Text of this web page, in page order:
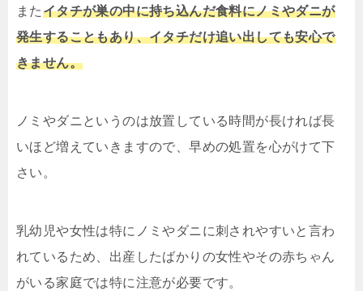
またイタチが巣の中に持ち込んだ食料にノミやダニが
発生することもあり、イタチだけ追い出しても安心で
きません。
ノミやダニというのは放置している時間が長ければ長
いほど増えていきますので、早めの処置を心がけて下
さい。
乳幼児や女性は特にノミやダニに刺されやすいと言わ
れているため、出産したばかりの女性やその赤ちゃん
がいる家庭では特に注意が必要です。